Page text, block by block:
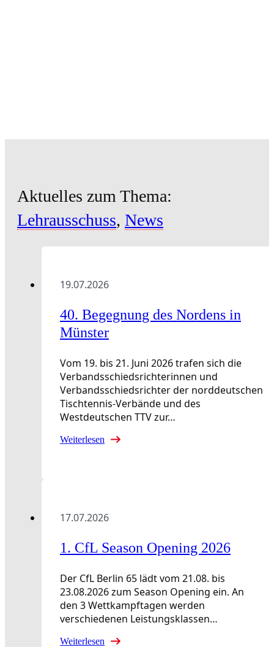
Aktuelles zum Thema:
Lehrausschuss, News
19.07.2026
40. Begegnung des Nordens in
Münster
Vom 19. bis 21. Juni 2026 trafen sich die
Verbandsschiedsrichterinnen und
Verbandsschiedsrichter der norddeutschen
Tischtennis-Verbände und des
Westdeutschen TTV zur…
Weiterlesen
17.07.2026
1. CfL Season Opening 2026
Der CfL Berlin 65 lädt vom 21.08. bis
23.08.2026 zum Season Opening ein. An
den 3 Wettkampftagen werden
verschiedenen Leistungsklassen…
Weiterlesen